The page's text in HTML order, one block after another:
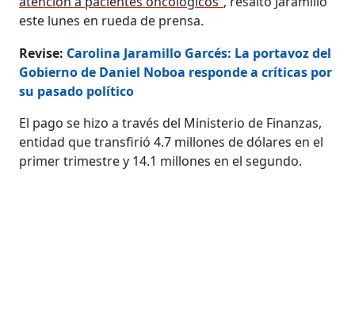
este lunes en rueda de prensa.
Revise: Carolina Jaramillo Garcés: La portavoz del
Gobierno de Daniel Noboa responde a críticas por
su pasado político
El pago se hizo a través del Ministerio de Finanzas,
entidad que transfirió 4.7 millones de dólares en el
primer trimestre y 14.1 millones en el segundo.